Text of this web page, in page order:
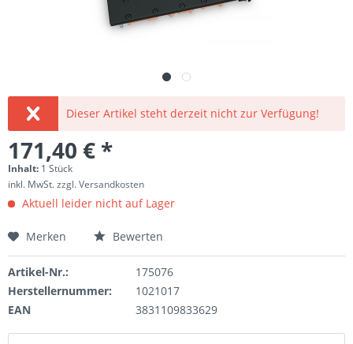
Dieser Artikel steht derzeit nicht zur Verfügung!
171,40 € *
Inhalt: 1 Stück
inkl. MwSt.zzgl. Versandkosten
Aktuell leider nicht auf Lager
Merken Bewerten
Artikel-Nr.:
175076
Herstellernummer:
1021017
EAN
3831109833629